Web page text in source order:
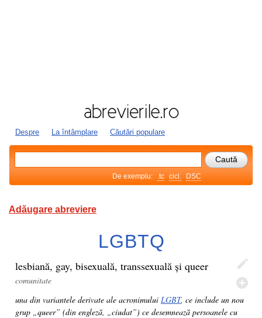
Despre La întâmplare Căutări populare
De exemplu: .tc cicl. DSC
Adăugare abreviere
LGBTQ
lesbiană, gay, bisexuală, transsexuală și queer
comunitate
una din variantele derivate ale acronimului LGBT, ce include un nou
grup „queer” (din engleză, „ciudat”) ce desemnează persoanele cu